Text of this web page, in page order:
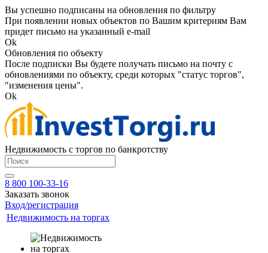
Вы успешно подписаны на обновления по фильтру
При появлении новых объектов по Вашим критериям Вам
придет письмо на указанный e-mail
Ok
Обновления по объекту
После подписки Вы будете получать письмо на почту с
обновлениями по объекту, среди которых "статус торгов",
"изменения цены".
Ok
Недвижимость с торгов по банкротству
8 800 100-33-16
Заказать звонок
Вход/регистрация
Недвижимость на торгах